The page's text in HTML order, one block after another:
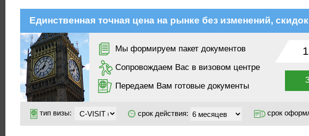
Единственная точная цена на рынке без изменений,
Мы формируем пакет документов
Сопровождаем Вас в визовом центре
Передаем Вам готовые документы
тип визы: срок действия: срок